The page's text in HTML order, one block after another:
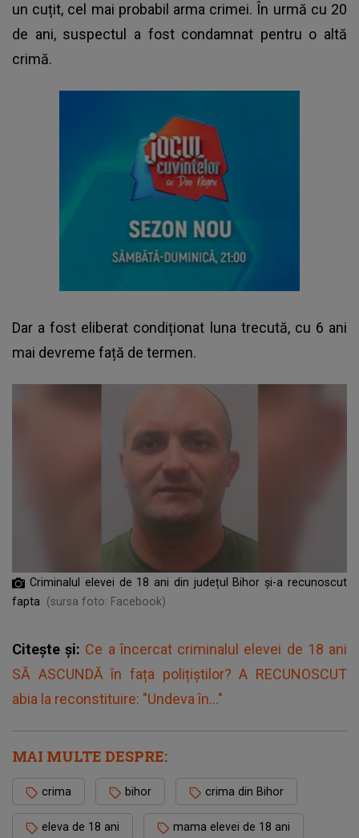
un cuțit, cel mai probabil arma crimei. În urmă cu 20
de ani, suspectul a fost condamnat pentru o altă
crimă.
Dar a fost eliberat condiționat luna trecută, cu 6 ani
mai devreme față de termen.
Criminalul elevei de 18 ani din județul Bihor și-a recunoscut
fapta (sursa foto: Facebook)
Citește și: Ce a încercat criminalul elevei de 18 ani
SĂ ASCUNDĂ în fața polițiștilor? A RECUNOSCUT
abia la reconstituire: "Undeva în..."
MAI MULTE DESPRE:
crima bihor crima din Bihor
eleva de 18 ani mama elevei de 18 ani